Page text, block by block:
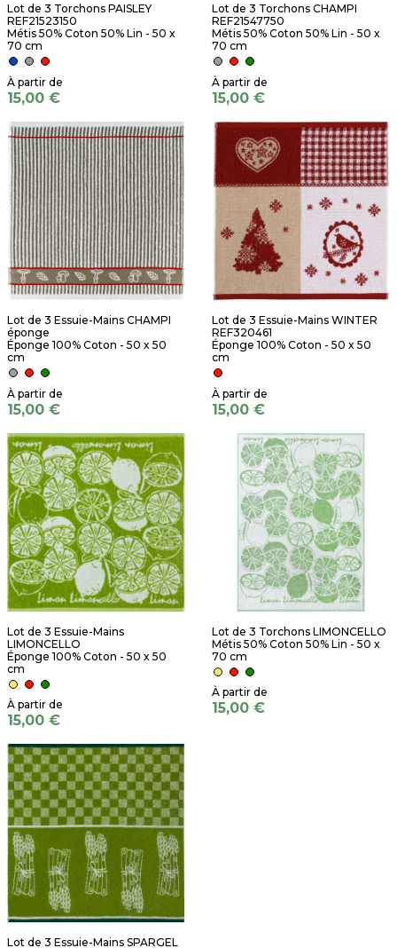
Lot de 3 Torchons PAISLEY
REF21523150
Métis 50% Coton 50% Lin - 50 x
70 cm
15,00 €
Lot de 3 Torchons CHAMPI
REF21547750
Métis 50% Coton 50% Lin - 50 x
70 cm
15,00 €
Lot de 3 Essuie-Mains CHAMPI
éponge
Éponge 100% Coton - 50 x 50
cm
15,00 €
Lot de 3 Essuie-Mains WINTER
REF320461
Éponge 100% Coton - 50 x 50
cm
15,00 €
Lot de 3 Essuie-Mains
LIMONCELLO
Éponge 100% Coton - 50 x 50
cm
15,00 €
Lot de 3 Torchons LIMONCELLO
Métis 50% Coton 50% Lin - 50 x
70 cm
15,00 €
Lot de 3 Essuie-Mains SPARGEL